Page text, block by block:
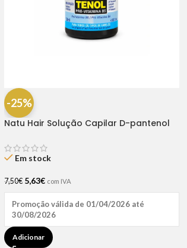
-25%
Natu Hair Solução Capilar D-pantenol
Em stock
7,50€ 5,63€ com IVA
Promoção válida de 01/04/2026 até
30/08/2026
Adicionar